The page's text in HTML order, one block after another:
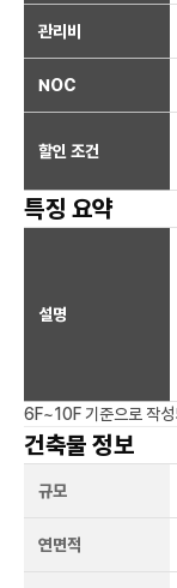
관리비
NOC
할인 조건
특징 요약
설명
6F~10F 기준으로 작
건축물 정보
규모
연면적